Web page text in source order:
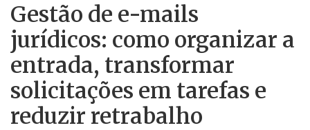
Gestão de e-mails
jurídicos: como organizar a
entrada, transformar
solicitações em tarefas e
reduzir retrabalho